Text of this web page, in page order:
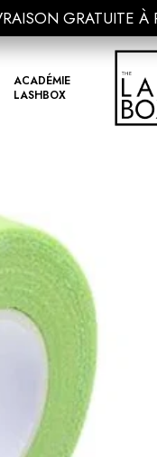
ACADÉMIE
LASHBOX
GRATUITE À
GRATUITE À